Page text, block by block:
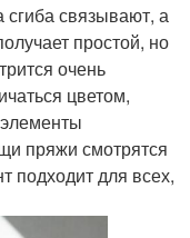
связывают, а
простой, но
очень
цветом,
пряжи смотрятся
подходит для всех,